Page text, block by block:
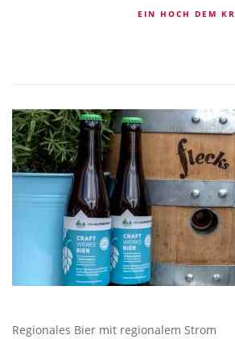
EIN HOCH DEM
Regionales Bier mit regionalem Strom